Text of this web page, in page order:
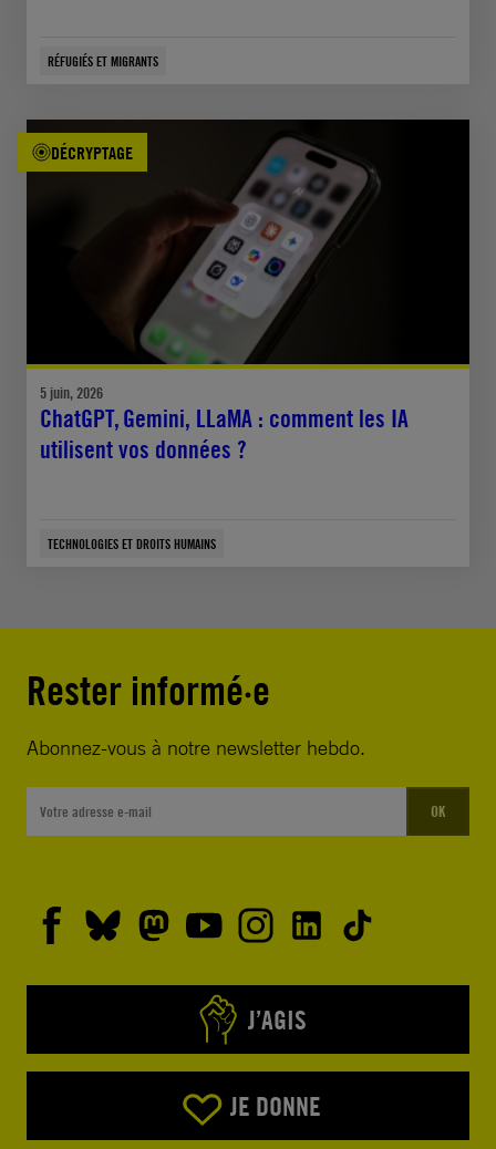
RÉFUGIÉS ET MIGRANTS
DÉCRYPTAGE
5 juin, 2026
ChatGPT, Gemini, LLaMA : comment les IA
utilisent vos données ?
TECHNOLOGIES ET DROITS HUMAINS
Rester informé·e
Abonnez-vous à notre newsletter hebdo.
OK
J’AGIS
JE DONNE